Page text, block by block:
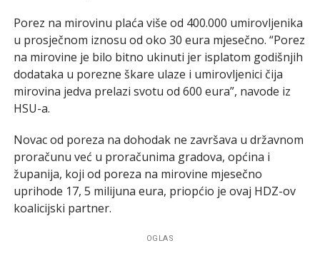
Porez na mirovinu plaća više od 400.000 umirovljenika
u prosječnom iznosu od oko 30 eura mjesečno. “Porez
na mirovine je bilo bitno ukinuti jer isplatom godišnjih
dodataka u porezne škare ulaze i umirovljenici čija
mirovina jedva prelazi svotu od 600 eura”, navode iz
HSU-a.
Novac od poreza na dohodak ne završava u državnom
proračunu već u proračunima gradova, općina i
županija, koji od poreza na mirovine mjesečno
uprihode 17, 5 milijuna eura, priopćio je ovaj HDZ-ov
koalicijski partner.
OGLAS